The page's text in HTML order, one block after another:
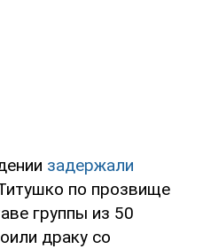
задержали
по прозвищe
группы из 50
драку со